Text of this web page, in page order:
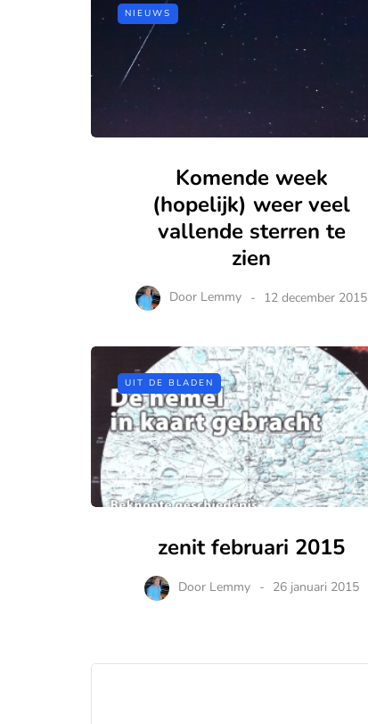
NIEUWS
Komende week
(hopelijk) weer veel
vallende sterren te
zien
Door Lemmy 12 december 2015
UIT DE BLADEN
zenit februari 2015
Door Lemmy 26 januari 2015